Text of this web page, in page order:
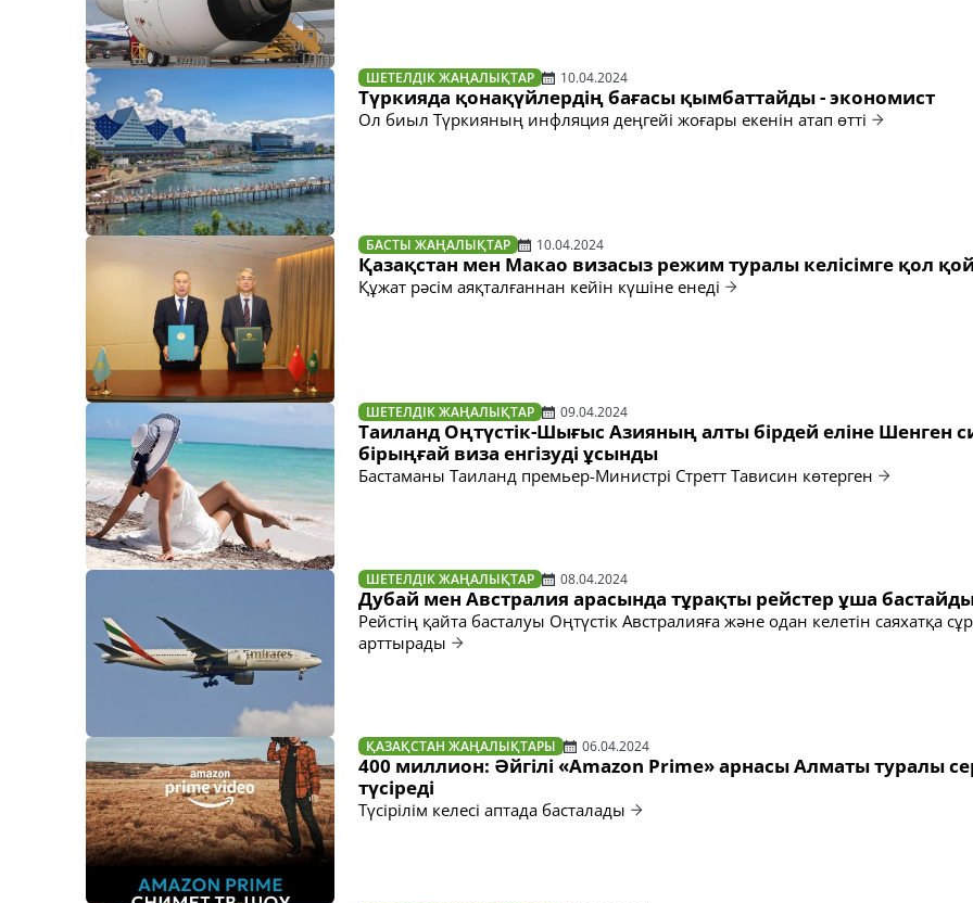
ШЕТЕЛДІК ЖАҢАЛЫҚТАР 10.04.2024
Түркияда қонақүйлердің бағасы қымбаттайды - экономист
Ол биыл Түркияның инфляция деңгейі жоғары екенін атап өтті
БАСТЫ ЖАҢАЛЫҚТАР 10.04.2024
Қазақстан мен Макао визасыз режим туралы келісімге қол
Құжат рәсім аяқталғаннан кейін күшіне енеді
ШЕТЕЛДІК ЖАҢАЛЫҚТАР 09.04.2024
Таиланд Оңтүстік-Шығыс Азияның алты бірдей еліне Шенген
бірыңғай виза енгізуді ұсынды
Бастаманы Таиланд премьер-Министрі Стретт Тависин көтерген
ШЕТЕЛДІК ЖАҢАЛЫҚТАР 08.04.2024
Дубай мен Австралия арасында тұрақты рейстер ұша
Рейстің қайта басталуы Оңтүстік Австралияға және одан келетін саяхатқа
арттырады
ҚАЗАҚСТАН ЖАҢАЛЫҚТАРЫ 06.04.2024
400 миллион: Әйгілі «Amazon Prime» арнасы Алматы туралы
түсіреді
Түсірілім келесі аптада басталады